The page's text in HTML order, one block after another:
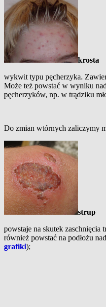
krosta
wykwit typu pęcherzyka.
Może też powstać w wyniku
pęcherzyków, np. w trądziku
Do zmian wtórnych zaliczymy
strup
powstaje na skutek zaschnięcia
również powstać na podłożu
grafiki);